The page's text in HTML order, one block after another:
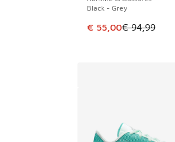
Black - Grey
Cet article est en
€ 55,00€ 94,99